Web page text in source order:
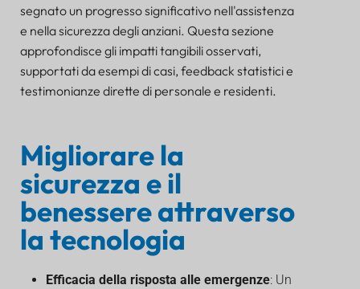
segnato un progresso significativo nell'assistenza
e nella sicurezza degli anziani. Questa sezione
approfondisce gli impatti tangibili osservati,
supportati da esempi di casi, feedback statistici e
testimonianze dirette di personale e residenti.
Migliorare la
sicurezza e il
benessere attraverso
la tecnologia
Efficacia della risposta alle emergenze: UnDE